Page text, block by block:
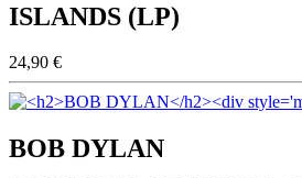
ISLANDS (LP)
24,90 €
BOB DYLAN